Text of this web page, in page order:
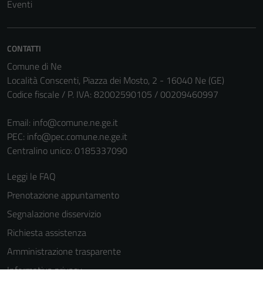
Eventi
CONTATTI
Comune di Ne
Località Conscenti, Piazza dei Mosto, 2 - 16040 Ne (GE)
Codice fiscale / P. IVA: 82002590105 / 00209460997
Email: info@comune.ne.ge.it
PEC: info@pec.comune.ne.ge.it
Centralino unico: 0185337090
Leggi le FAQ
Prenotazione appuntamento
Segnalazione disservizio
Richiesta assistenza
Amministrazione trasparente
Informativa privacy